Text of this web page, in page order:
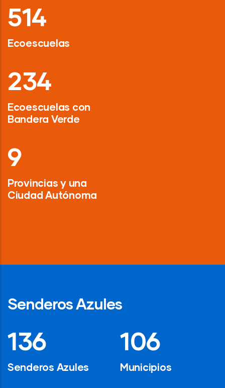
718
Ecoescuelas
326
Ecoescuelas con
Bandera Verde
13
Provincias y una
Ciudad Autónoma
Senderos Azules
194
Senderos Azules
154
Municipios